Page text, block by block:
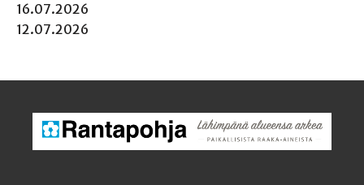
16.07.2026
12.07.2026